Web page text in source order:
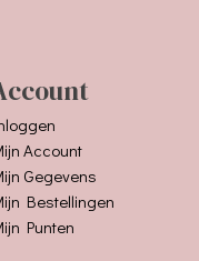
Account
Gegevens
Bestellingen
Punten